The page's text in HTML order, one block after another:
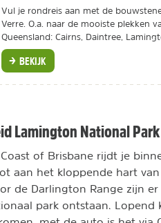
Vul je rondreis aan met de
Verre. O.a. naar de mooiste plekken
Queensland: Cairns, Daintree,
BEKIJK
Lamington National Park
of Brisbane rijdt je
aan het kloppende hart van
de Darlington Range zijn
park ontstaan.